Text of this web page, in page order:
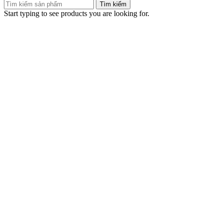
Tìm kiếm
Start typing to see products you are looking for.